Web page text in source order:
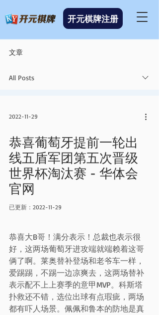
开元棋牌注册
文章
All Posts
2022-11-29
恭喜葡萄牙提前一轮出
线五盾军团第五次晋级
世界杯淘汰赛 - 华体会
官网
已更新： 2022-11-29
恭喜大B哥！满分表示！总裁也表示很
好，这两场葡萄牙进攻端就端赖着这哥
俩了啊。莱奥替补登场和老爷车一样，
爱踢踢，不踢一边凉爽去，这两场替补
表示配不上上赛季的意甲MVP。科斯塔
扑救还不错，选位出球有点瑕疵，两场
都有吓人场景。佩佩和鲁本的防地是真